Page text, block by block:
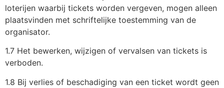
loterijen waarbij tickets worden vergeven, mogen alleen
plaatsvinden met schriftelijke toestemming van de
organisator.
1.7 Het bewerken, wijzigen of vervalsen van tickets is
verboden.
1.8 Bij verlies of beschadiging van een ticket wordt geen